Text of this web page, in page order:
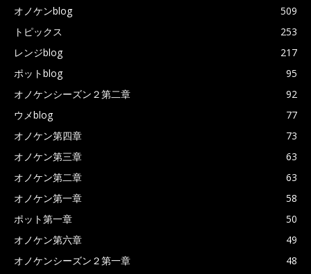
オノケンblog
509
トピックス
253
レンジblog
217
ポットblog
95
オノケンシーズン２第二章
92
ウメblog
77
オノケン第四章
73
オノケン第三章
63
オノケン第二章
63
オノケン第一章
58
ポット第一章
50
オノケン第六章
49
オノケンシーズン２第一章
48